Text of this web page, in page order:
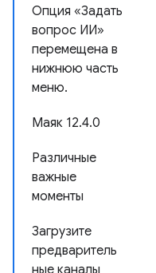
Опция «Задать
вопрос ИИ»
перемещена в
нижнюю часть
меню.
Маяк 12.4.0
Различные
важные
моменты
Загрузите
предваритель
ные каналы